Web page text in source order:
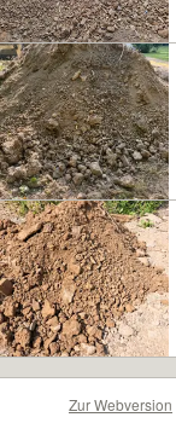
Zur Webversion